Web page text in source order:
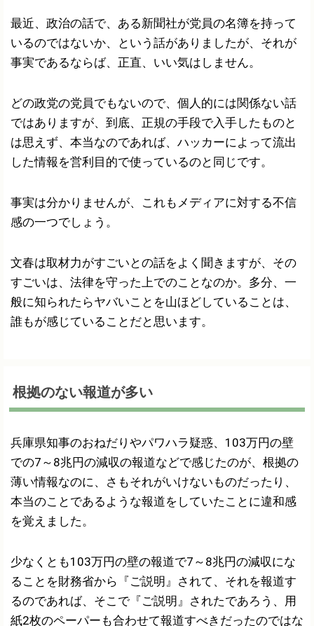
最近、政治の話で、ある新聞社が党員の名簿を持って
いるのではないか、という話がありましたが、それが
事実であるならば、正直、いい気はしません。
どの政党の党員でもないので、個人的には関係ない話
ではありますが、到底、正規の手段で入手したものと
は思えず、本当なのであれば、ハッカーによって流出
した情報を営利目的で使っているのと同じです。
事実は分かりませんが、これもメディアに対する不信
感の一つでしょう。
文春は取材力がすごいとの話をよく聞きますが、その
すごいは、法律を守った上でのことなのか。多分、一
般に知られたらヤバいことを山ほどしていることは、
誰もが感じていることだと思います。
根拠のない報道が多い
兵庫県知事のおねだりやパワハラ疑惑、103万円の壁
での7～8兆円の減収の報道などで感じたのが、根拠の
薄い情報なのに、さもそれがいけないものだったり、
本当のことであるような報道をしていたことに違和感
を覚えました。
少なくとも103万円の壁の報道で7～8兆円の減収にな
ることを財務省から『ご説明』されて、それを報道す
るのであれば、そこで『ご説明』されたであろう、用
紙2枚のペーパーも合わせて報道すべきだったのではな